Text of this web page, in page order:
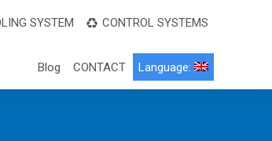
SYSTEM CONTROL SYSTEMS
Blog CONTACT Language: